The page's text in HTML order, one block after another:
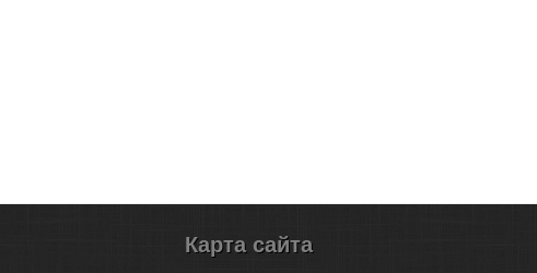
Карта сайта